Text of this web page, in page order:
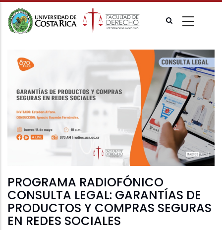
contenido
PROGRAMA RADIOFÓNICO
CONSULTA LEGAL: GARANTÍAS DE
PRODUCTOS Y COMPRAS SEGURAS
EN REDES SOCIALES